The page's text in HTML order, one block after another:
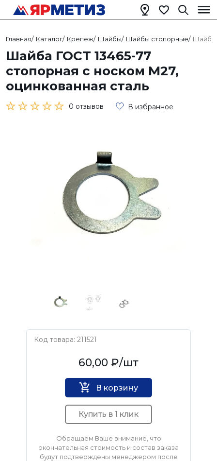
Главная/ Каталог/ Крепеж/ Шайбы/ Шайбы стопорные/ Шайба
Шайба ГОСТ 13465-77
стопорная с носком М27,
оцинкованная сталь
0 отзывов В избранное
Код товара: 211521
Нет бренда60,00 ₽/шт
В корзину
Купить в 1 клик
Обращаем Ваше внимание, что
окончательная стоимость и состав заказа
будут подтверждены менеджером после